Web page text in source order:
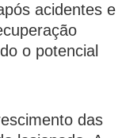
acidentes e
o potencial
das